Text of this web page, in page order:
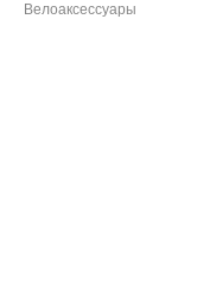
Велоаксессуары